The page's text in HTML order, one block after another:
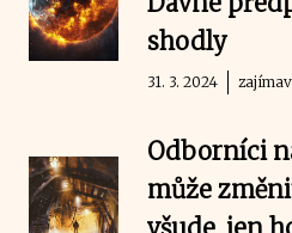
shodly
31. 3. 2024
Odborníci
může